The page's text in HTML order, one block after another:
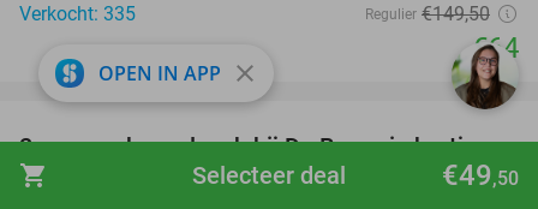
shopping_cart €49,50
Selecteer deal
Verkocht: 335
Regulier €149,50
€64
43%
favorite_border
2-gangen keuzelunch bij De Beren in hartje
Arnhem
OPEN IN APP close